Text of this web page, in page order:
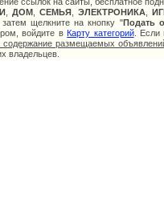
ДОМ СЕМЬЯ ЭЛЕКТРОНИКА
щелкните на кнопку "Подать
войдите вКарту категорий. Если
содержание размещаемых
владельцев.